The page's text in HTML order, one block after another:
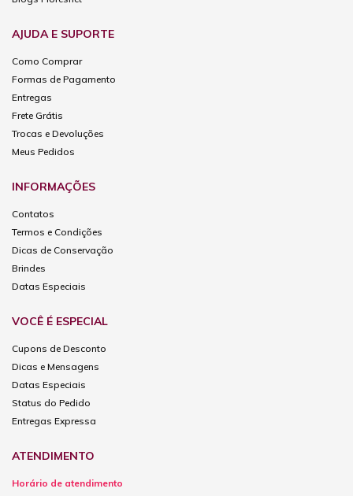
AJUDA E SUPORTE
Como Comprar
Formas de Pagamento
Entregas
Frete Grátis
Trocas e Devoluções
Meus Pedidos
INFORMAÇÕES
Contatos
Termos e Condições
Dicas de Conservação
Brindes
Datas Especiais
VOCÊ É ESPECIAL
Cupons de Desconto
Dicas e Mensagens
Datas Especiais
Status do Pedido
Entregas Expressa
ATENDIMENTO
Horário de atendimento